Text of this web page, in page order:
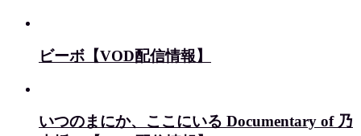
ビーボ【VOD配信情報】
いつのまにか、ここにいる Documentary of 乃